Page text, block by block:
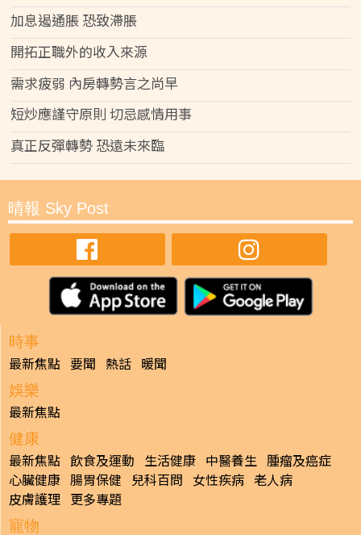
加息遏通脹 恐致滯脹
開拓正職外的收入來源
需求疲弱 內房轉勢言之尚早
短炒應謹守原則 切忌感情用事
真正反彈轉勢 恐遠未來臨
晴報 Sky Post
時事
最新焦點 要聞 熱話 暖聞
娛樂
最新焦點
健康
最新焦點 飲食及運動 生活健康 中醫養生 腫瘤及癌症
心臟健康 腸胃保健 兒科百問 女性疾病 老人病
皮膚護理 更多專題
寵物